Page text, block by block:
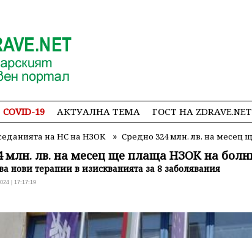
COVID-19 АКТУАЛНА ТЕМА ГОСТ НА ZDRAVE.NET
на НС на НЗОК » Средно 324 млн. лв. на месец
млн. лв. на месец ще плаща НЗОК на
нови терапии в изискванията за 8 заболявания
| 17:17:19